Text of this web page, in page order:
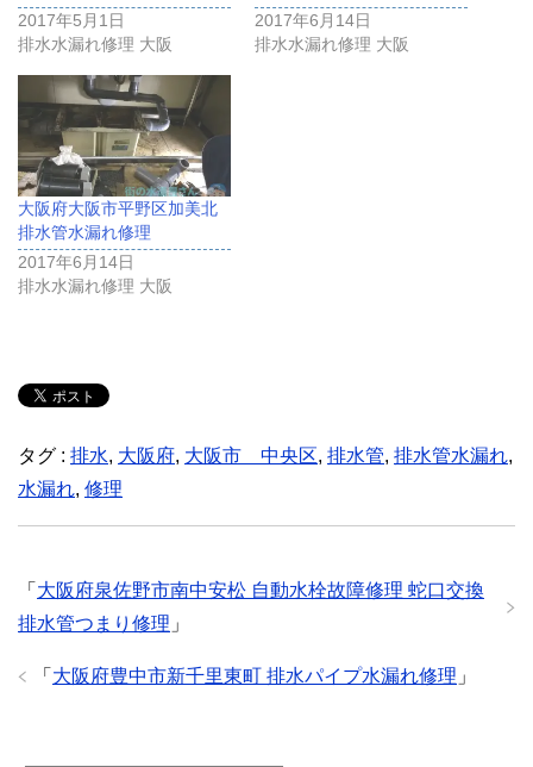
2017年5月1日
排水水漏れ修理 大阪
2017年6月14日
排水水漏れ修理 大阪
大阪府大阪市平野区加美北
排水管水漏れ修理
2017年6月14日
排水水漏れ修理 大阪
タグ : 排水, 大阪府, 大阪市 中央区, 排水管, 排水管水漏れ,
水漏れ, 修理
「 大阪府泉佐野市南中安松 自動水栓故障修理 蛇口交換
排水管つまり修理 」
「 大阪府豊中市新千里東町 排水パイプ水漏れ修理 」